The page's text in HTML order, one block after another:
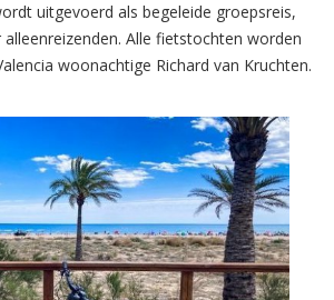
uitgevoerd als begeleide groepsreis,
Alle fietstochten worden
woonachtige Richard van Kruchten.